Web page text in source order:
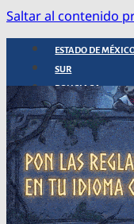
Saltar al contenido
ESTADO DE
SUR
POLICIACA
NACIONAL
INTERNACIONAL
ARTE, CIENCIA Y
COLUMNAS
BAJO LA
RASTROS Y